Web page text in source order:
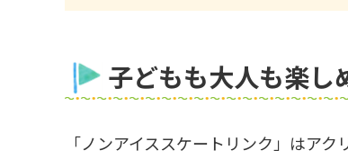
子どもも大人も楽し
「ノンアイススケートリンク」はア